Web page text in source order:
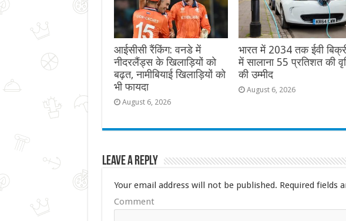
आईसीसी रैंकिंग: वनडे में
नीदरलैंड्स के खिलाड़ियों को
बढ़त, नामीबियाई खिलाड़ियों को
भी फायदा
August 6, 2026
भारत में 2034 तक ईवी
में सालाना 55 प्रतिशत की
की उम्मीद
August 6, 2026
Leave a Reply
Your email address will not be published. Required fields
Comment